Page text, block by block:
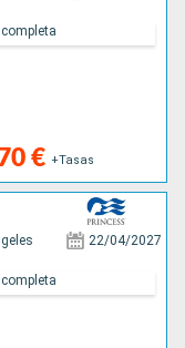
€ +Tasas
22/04/2027